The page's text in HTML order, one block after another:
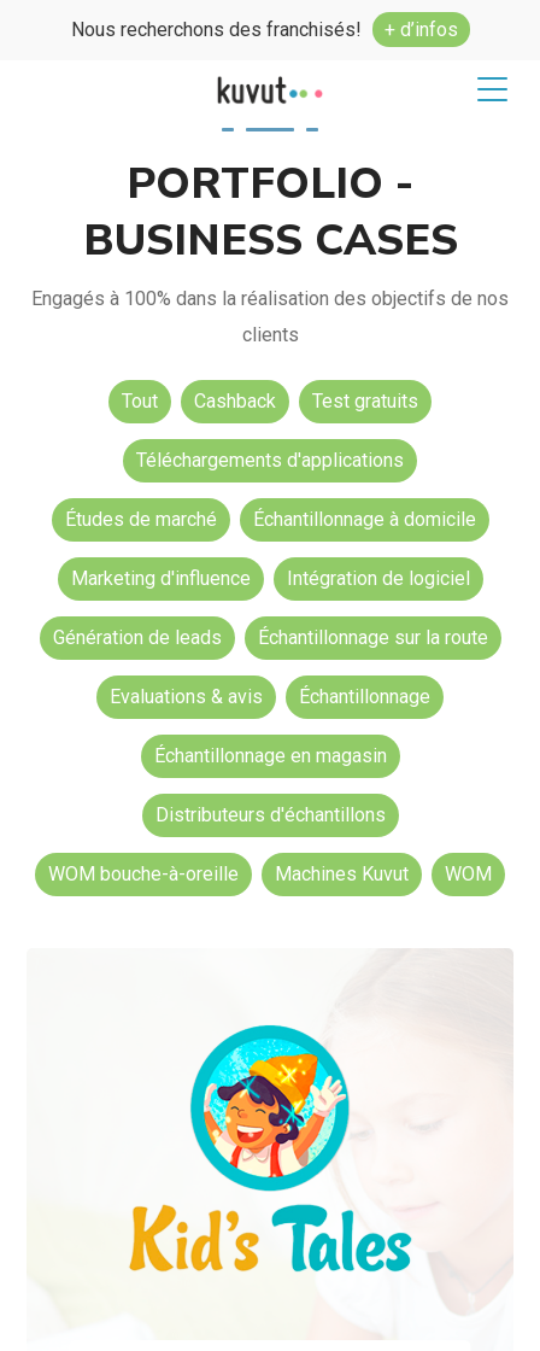
Nous recherchons des franchisés! + d’infos
PORTFOLIO -
BUSINESS CASES
Engagés à 100% dans la réalisation des objectifs de nos
clients
Tout Cashback Test gratuits
Téléchargements d'applications
Études de marché Échantillonnage à domicile
Marketing d'influence Intégration de logiciel
Génération de leads Échantillonnage sur la route
Evaluations & avis Échantillonnage
Échantillonnage en magasin
Distributeurs d'échantillons
WOM bouche-à-oreille Machines Kuvut WOM